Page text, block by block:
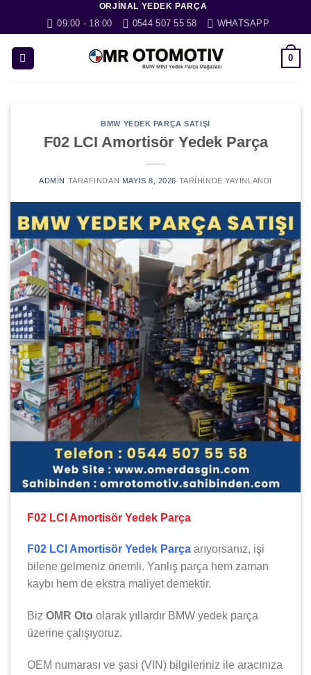
ORJINAL YEDEK PARÇA
09:00 - 18:00 0544 507 55 58 WHATSAPP
0
BMW YEDEK PARÇA SATIŞI
F02 LCI Amortisör Yedek Parça
ADMIN TARAFINDAN MAYIS 8, 2026 TARIHINDE YAYINLANDI
F02 LCI Amortisör Yedek Parça
F02 LCI Amortisör Yedek Parça arıyorsanız, işi
bilene gelmeniz önemli. Yanlış parça hem zaman
kaybı hem de ekstra maliyet demektir.
Biz OMR Oto olarak yıllardır BMW yedek parça
üzerine çalışıyoruz.
OEM numarası ve şasi (VIN) bilgileriniz ile aracınıza